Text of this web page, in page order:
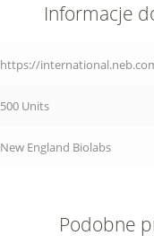
Informacje
https://
500 Units
New England Biolabs
Podobne